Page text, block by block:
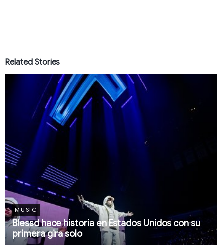
Related Stories
MUSIC
Blessd hace historia en Estados Unidos con su
primera gira solo